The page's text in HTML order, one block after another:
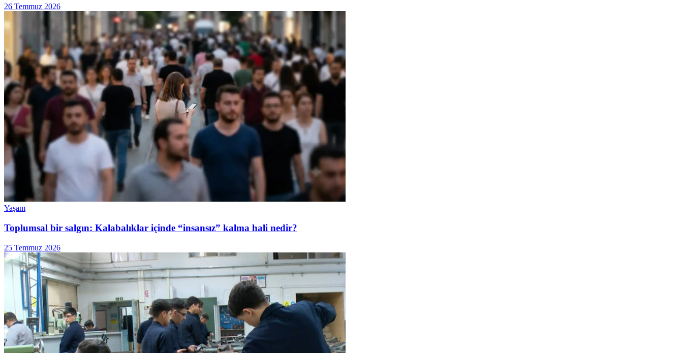
26 Temmuz 2026
Yaşam
Toplumsal bir salgın: Kalabalıklar içinde “insansız” kalma hali nedir?
25 Temmuz 2026